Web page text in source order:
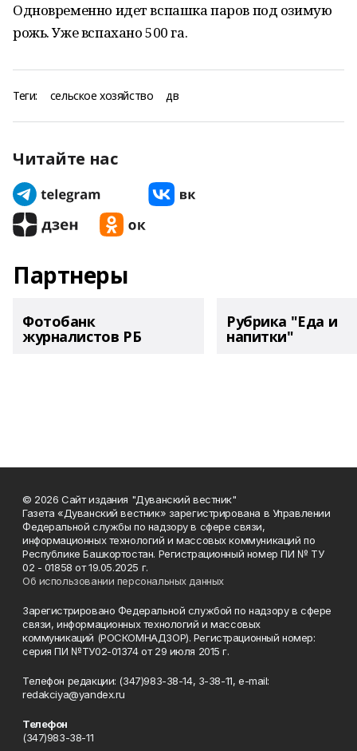
Одновременно идет вспашка паров под озимую
рожь. Уже вспахано 500 га.
Теги: сельское хозяйство дв
Читайте нас
Партнеры
Фотобанк
журналистов РБ
Рубрика "Еда и
напитки"
© 2026 Сайт издания "Дуванский вестник"
Газета «Дуванский вестник» зарегистрирована в Управлении
Федеральной службы по надзору в сфере связи,
информационных технологий и массовых коммуникаций по
Республике Башкортостан. Регистрационный номер ПИ № ТУ
02 - 01858 от 19.05.2025 г.
Об использовании персональных данных
Зарегистрировано Федеральной службой по надзору в сфере
связи, информационных технологий и массовых
коммуникаций (РОСКОМНАДЗОР). Регистрационный номер:
серия ПИ №ТУ02-01374 от 29 июля 2015 г.
Телефон редакции: (347)983-38-14, 3-38-11, e-mail:
redakciya@yandex.ru
Телефон
(347)983-38-11